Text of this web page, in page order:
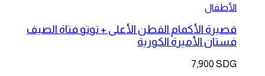
الأطفال
قصيرة الأكمام القطن الأعلى + توتو فتاة الصيف
فستان الأميرة الكورية
7,900 SDG